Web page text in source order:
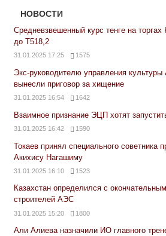
НОВОСТИ
Средневзвешенный курс тенге на
до Т518,2
31.01.2025 17:25 1575
Экс-руководителю управления
вынесли приговор за хищение
31.01.2025 16:54 1642
Взаимное признание ЭЦП хотят
31.01.2025 16:42 1590
Токаев принял специального советника
Акихису Нагашиму
31.01.2025 16:10 1523
Казахстан определился с
строителей АЭС
31.01.2025 15:20 1800
Али Алиева назначили ИО главного